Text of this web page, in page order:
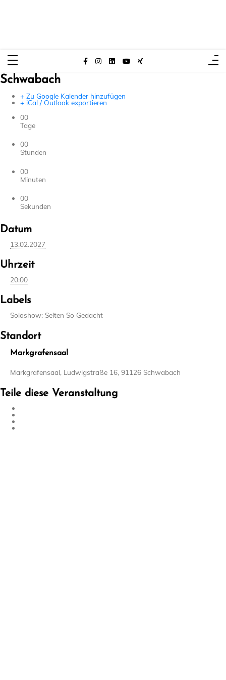
Schwabach
+ Zu Google Kalender hinzufügen
+ iCal / Outlook exportieren
00
Tage
00
Stunden
00
Minuten
00
Sekunden
Datum
13.02.2027
Uhrzeit
20:00
Labels
Soloshow: Selten So Gedacht
Standort
Markgrafensaal
Markgrafensaal, Ludwigstraße 16, 91126 Schwabach
Teile diese Veranstaltung